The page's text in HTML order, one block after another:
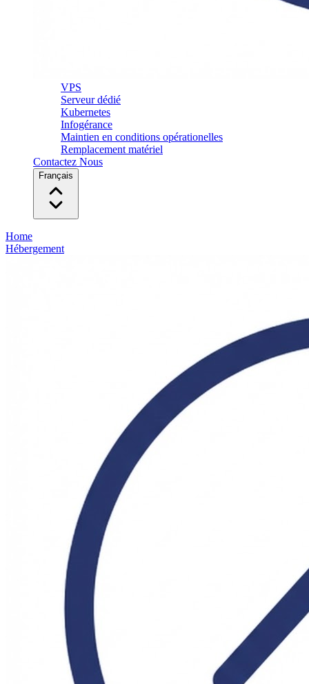
VPS
Serveur dédié
Kubernetes
Infogérance
Maintien en conditions opérationelles
Remplacement matériel
Contactez Nous
Français
Home
Hébergement